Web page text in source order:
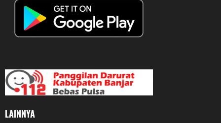
LAINNYA